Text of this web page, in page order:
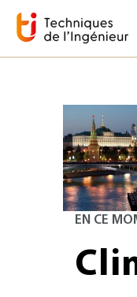
EN CE